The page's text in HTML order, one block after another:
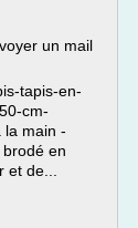
un mail
tapis-en-
cm-
la main -
en
de...